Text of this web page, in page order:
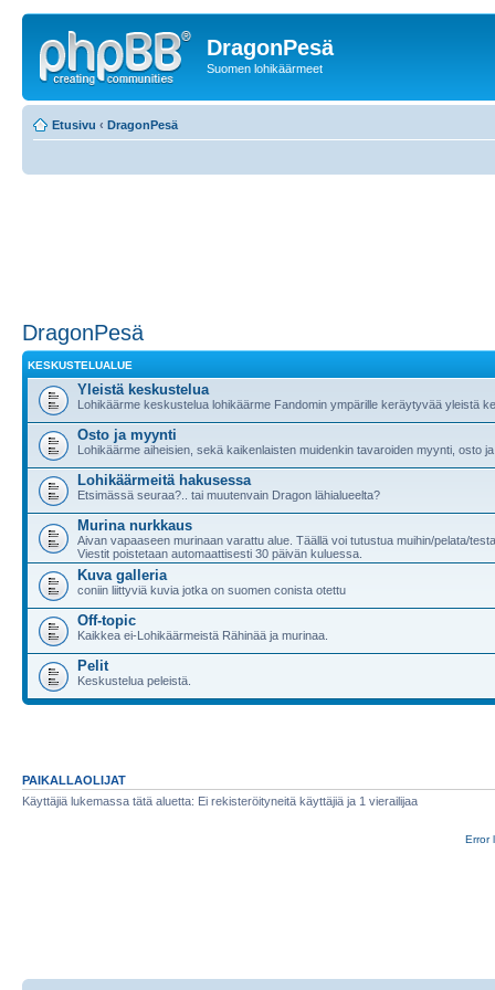
DragonPesä
Suomen lohikäärmeet
Etusivu ‹ DragonPesä
DragonPesä
KESKUSTELUALUE
Yleistä keskustelua
Lohikäärme keskustelua lohikäärme Fandomin ympärille keräytyvää yleistä
Osto ja myynti
Lohikäärme aiheisien, sekä kaikenlaisten muidenkin tavaroiden myynti, osto
Lohikäärmeitä hakusessa
Etsimässä seuraa?.. tai muutenvain Dragon lähialueelta?
Murina nurkkaus
Aivan vapaaseen murinaan varattu alue. Täällä voi tutustua muihin/pelata/
Viestit poistetaan automaattisesti 30 päivän kuluessa.
Kuva galleria
coniin liittyviä kuvia jotka on suomen conista otettu
Off-topic
Kaikkea ei-Lohikäärmeistä Rähinää ja murinaa.
Pelit
Keskustelua peleistä.
PAIKALLAOLIJAT
Käyttäjiä lukemassa tätä aluetta: Ei rekisteröityneitä käyttäjiä ja 1 vierailijaa
Error